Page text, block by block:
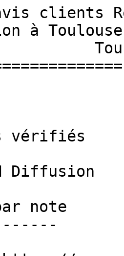
clients
à
vérifiés